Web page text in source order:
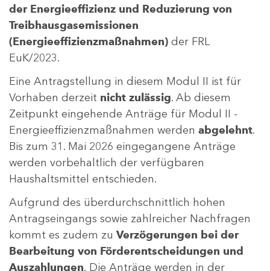
der Energieeffizienz und Reduzierung von
Treibhausgasemissionen
(Energieeffizienzmaßnahmen) der FRL
EuK/2023.
Eine Antragstellung in diesem Modul II ist für
Vorhaben derzeit nicht zulässig. Ab diesem
Zeitpunkt eingehende Anträge für Modul II -
Energieeffizienzmaßnahmen werden abgelehnt.
Bis zum 31. Mai 2026 eingegangene Anträge
werden vorbehaltlich der verfügbaren
Haushaltsmittel entschieden.
Aufgrund des überdurchschnittlich hohen
Antragseingangs sowie zahlreicher Nachfragen
kommt es zudem zu Verzögerungen bei der
Bearbeitung von Förderentscheidungen und
Auszahlungen. Die Anträge werden in der